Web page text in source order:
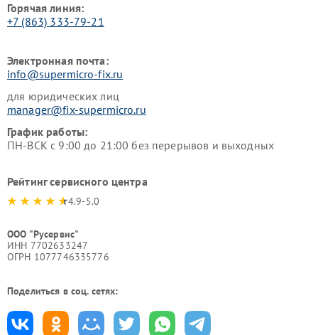
Горячая линия:
+7 (863) 333-79-21
Электронная почта:
info@supermicro-fix.ru
для юридических лиц
manager@fix-supermicro.ru
График работы:
ПН-ВСК с 9:00 до 21:00 без перерывов и выходных
Рейтинг сервисного центра
4.9-5.0
ООО "Русервис"
ИНН 7702633247
ОГРН 1077746335776
Поделиться в соц. сетях: